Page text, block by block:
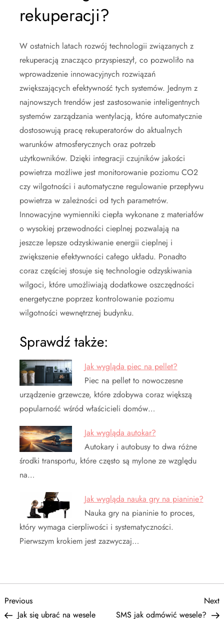
rekuperacji?
W ostatnich latach rozwój technologii związanych z
rekuperacją znacząco przyspieszył, co pozwoliło na
wprowadzenie innowacyjnych rozwiązań
zwiększających efektywność tych systemów. Jednym z
najnowszych trendów jest zastosowanie inteligentnych
systemów zarządzania wentylacją, które automatycznie
dostosowują pracę rekuperatorów do aktualnych
warunków atmosferycznych oraz potrzeb
użytkowników. Dzięki integracji czujników jakości
powietrza możliwe jest monitorowanie poziomu CO2
czy wilgotności i automatyczne regulowanie przepływu
powietrza w zależności od tych parametrów.
Innowacyjne wymienniki ciepła wykonane z materiałów
o wysokiej przewodności cieplnej pozwalają na
jeszcze lepsze odzyskiwanie energii cieplnej i
zwiększenie efektywności całego układu. Ponadto
coraz częściej stosuje się technologie odzyskiwania
wilgoci, które umożliwiają dodatkowe oszczędności
energetyczne poprzez kontrolowanie poziomu
wilgotności wewnętrznej budynku.
Sprawdź także:
Jak wygląda piec na pellet?
Piec na pellet to nowoczesne
urządzenie grzewcze, które zdobywa coraz większą
popularność wśród właścicieli domów…
Jak wygląda autokar?
Autokary i autobusy to dwa różne
środki transportu, które często są mylone ze względu
na…
Jak wygląda nauka gry na pianinie?
Nauka gry na pianinie to proces,
który wymaga cierpliwości i systematyczności.
Pierwszym krokiem jest zazwyczaj…
N
Previous
Post
Previous
Jak się ubrać na wesele
Next
SMS jak odmówić wesele?